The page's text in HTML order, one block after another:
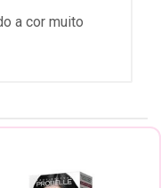
a cor muito